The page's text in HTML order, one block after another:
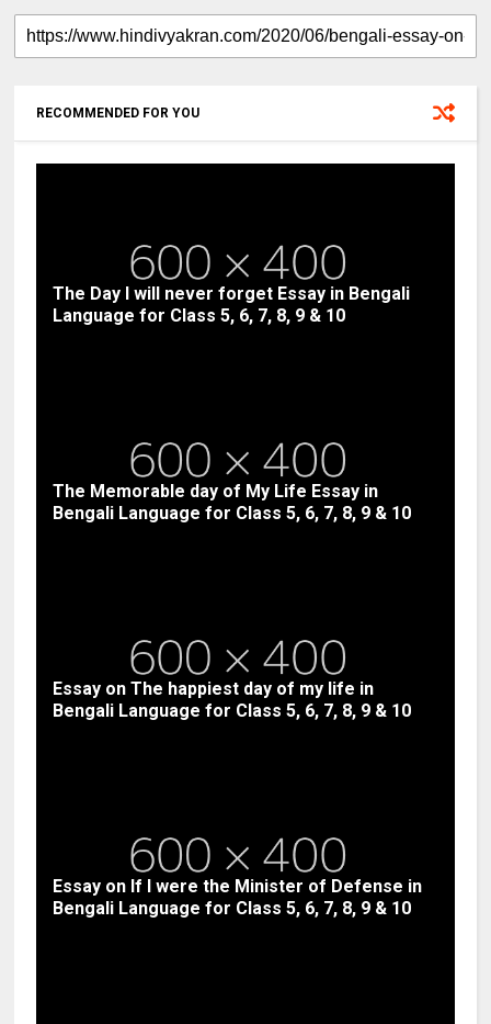
RECOMMENDED FOR YOU
The Day I will never forget Essay in Bengali
Language for Class 5, 6, 7, 8, 9 & 10
The Memorable day of My Life Essay in
Bengali Language for Class 5, 6, 7, 8, 9 & 10
Essay on The happiest day of my life in
Bengali Language for Class 5, 6, 7, 8, 9 & 10
Essay on If I were the Minister of Defense in
Bengali Language for Class 5, 6, 7, 8, 9 & 10